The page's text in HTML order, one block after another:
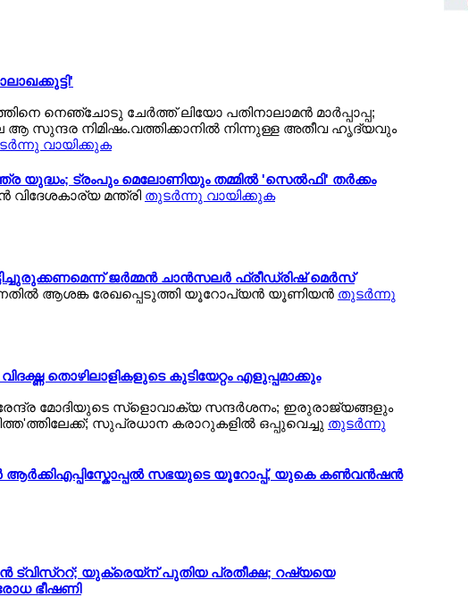
നെഞ്ചോടു ചേര്‍ത്ത് ലിയോ പതിനാലാമന്‍ മാര്‍പ്പാപ്പ;
ആ സുന്ദര നിമിഷം.വത്തിക്കാനില്‍ നിന്നുള്ള അതീവ ഹൃദ്യവും
വായിക്കുക
യുദ്ധം; ട്രംപും മെലോണിയും തമ്മില്‍ 'സെല്‍ഫി' തര്‍ക്കം
വിദേശകാര്യ മന്ത്രി തുടര്‍ന്നു വായിക്കുക
ജര്‍മ്മന്‍ ചാന്‍സലര്‍ ഫ്രീഡ്രിഷ് മെര്‍സ്
ആശങ്ക രേഖപ്പെടുത്തി യൂറോപ്യന്‍ യൂണിയന്‍ തുടര്‍ന്നു
തൊഴിലാളികളുടെ കുടിയേറ്റം എളുപ്പമാക്കും
മോദിയുടെ സ്ളൊവാക്യ സന്ദര്‍ശനം; ഇരുരാജ്യങ്ങളും
സുപ്രധാന കരാറുകളില്‍ ഒപ്പുവെച്ചു തുടര്‍ന്നു
ആര്‍ക്കിഎപ്പിസ്കോപ്പല്‍ സഭയുടെ യൂറോപ്പ്, യുകെ കണ്‍വന്‍ഷന്‍
വമ്പന്‍ ട്വിസ്ററ്; യുക്രെയ്ന് പുതിയ പ്രതീക്ഷ; റഷ്യയെ
ഭീഷണി